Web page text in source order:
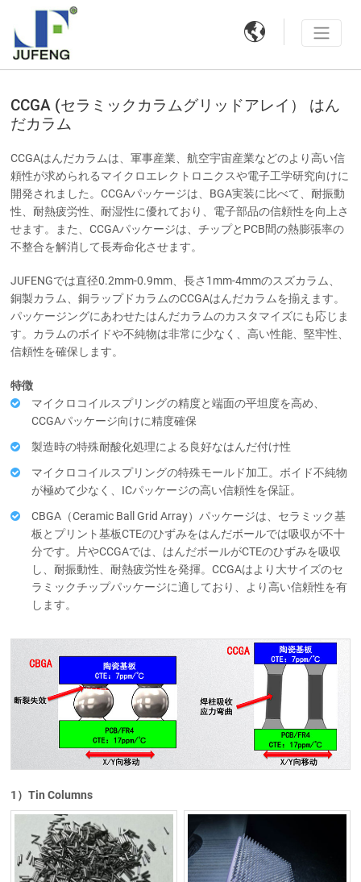

CCGA (セラミックカラムグリッドアレイ） はん
だカラム
CCGAはんだカラムは、軍事産業、航空宇宙産業などのより高い信
頼性が求められるマイクロエレクトロニクスや電子工学研究向けに
開発されました。CCGAパッケージは、BGA実装に比べて、耐振動
性、耐熱疲労性、耐湿性に優れており、電子部品の信頼性を向上さ
せます。また、CCGAパッケージは、チップとPCB間の熱膨張率の
不整合を解消して長寿命化させます。
JUFENGでは直径0.2mm-0.9mm、長さ1mm-4mmのスズカラム、
銅製カラム、銅ラップドカラムのCCGAはんだカラムを揃えます。
パッケージングにあわせたはんだカラムのカスタマイズにも応じま
す。カラムのボイドや不純物は非常に少なく、高い性能、堅牢性、
信頼性を確保します。
特徴
マイクロコイルスプリングの精度と端面の平坦度を高め、
CCGAパッケージ向けに精度確保
製造時の特殊耐酸化処理による良好なはんだ付け性
マイクロコイルスプリングの特殊モールド加工。ボイド不純物
が極めて少なく、ICパッケージの高い信頼性を保証。
CBGA（Ceramic Ball Grid Array）パッケージは、セラミック基
板とプリント基板CTEのひずみをはんだボールでは吸収が不十
分です。片やCCGAでは、はんだボールがCTEのひずみを吸収
し、耐振動性、耐熱疲労性を発揮。CCGAはより大サイズのセ
ラミックチップパッケージに適しており、より高い信頼性を有
します。
1）Tin Columns